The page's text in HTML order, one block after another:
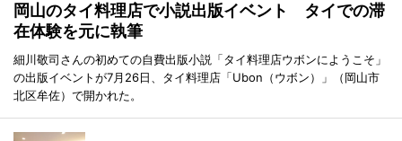
岡山のタイ料理店で小説出版イベント タイでの滞
在体験を元に執筆
細川敬司さんの初めての自費出版小説「タイ料理店ウボンにようこそ」
の出版イベントが7月26日、タイ料理店「Ubon（ウボン）」（岡山市
北区牟佐）で開かれた。